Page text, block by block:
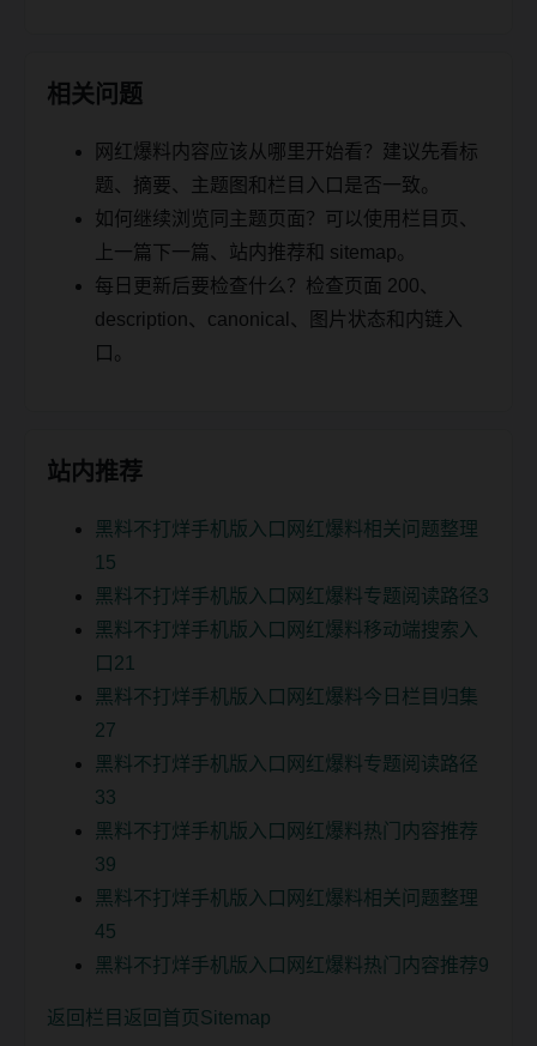
相关问题
网红爆料内容应该从哪里开始看？建议先看标
题、摘要、主题图和栏目入口是否一致。
如何继续浏览同主题页面？可以使用栏目页、
上一篇下一篇、站内推荐和 sitemap。
每日更新后要检查什么？检查页面 200、
description、canonical、图片状态和内链入
口。
站内推荐
黑料不打烊手机版入口网红爆料相关问题整理
15
黑料不打烊手机版入口网红爆料专题阅读路径3
黑料不打烊手机版入口网红爆料移动端搜索入
口21
黑料不打烊手机版入口网红爆料今日栏目归集
27
黑料不打烊手机版入口网红爆料专题阅读路径
33
黑料不打烊手机版入口网红爆料热门内容推荐
39
黑料不打烊手机版入口网红爆料相关问题整理
45
黑料不打烊手机版入口网红爆料热门内容推荐9
返回栏目 返回首页 Sitemap